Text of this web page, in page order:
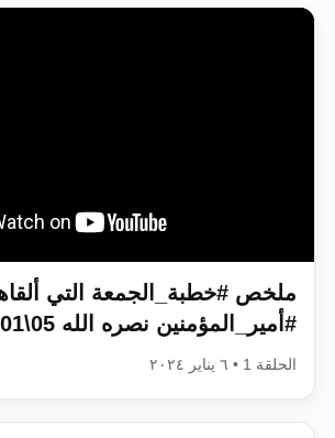
اقرأ هذا الكتاب
ملخص #خطبة_الجمعة​​​​​​​​​​​​​​ التي
#أمير_المؤمنين​​​​​​​​​​​​​​ نصره الله 05\01\2024
الحلقة 1 • ٦ يناير ٢٠٢٤